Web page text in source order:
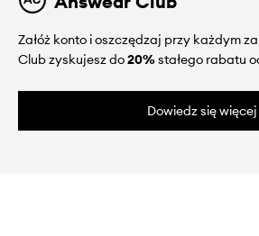
Załóż konto i oszczędzaj przy każdym
Club zyskujesz do20%stałego rabatu
Dowiedz się więcej